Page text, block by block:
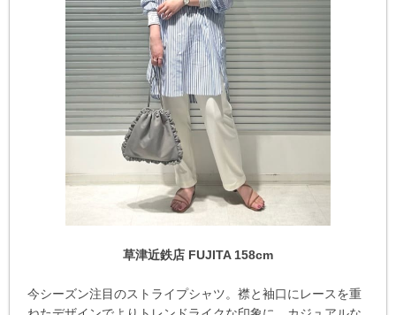
草津近鉄店 FUJITA 158cm
今シーズン注目のストライプシャツ。襟と袖口にレースを重